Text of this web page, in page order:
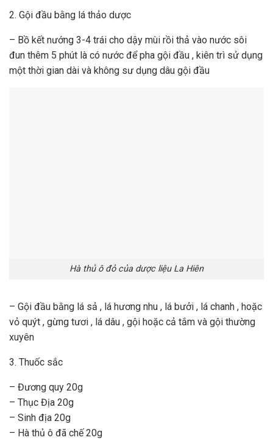
2. Gội đầu bằng lá thảo dược
– Bồ kết nướng 3-4 trái cho dậy mùi rồi thả vào nước sôi
đun thêm 5 phút là có nước để pha gội đầu , kiên trì sử dụng
một thời gian dài và không sư dụng dâu gội đầu
Hà thủ ô đỏ của dược liệu La Hiên
– Gội đầu bằng lá sả , lá hương nhu , lá bưởi , lá chanh , hoặc
vỏ quýt , gừng tươi , lá dâu , gội hoặc cả tắm và gội thường
xuyên
3. Thuốc sắc
– Đương quy 20g
– Thục Địa 20g
– Sinh địa 20g
– Hà thủ ô đã chế 20g